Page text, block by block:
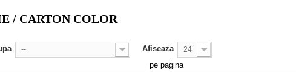
/ CARTON COLOR
-- Afiseaza 24
pe pagina